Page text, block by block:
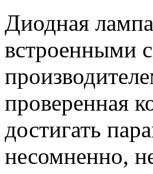
Диодная
встроенными
проверенная
достигать
несомненно,